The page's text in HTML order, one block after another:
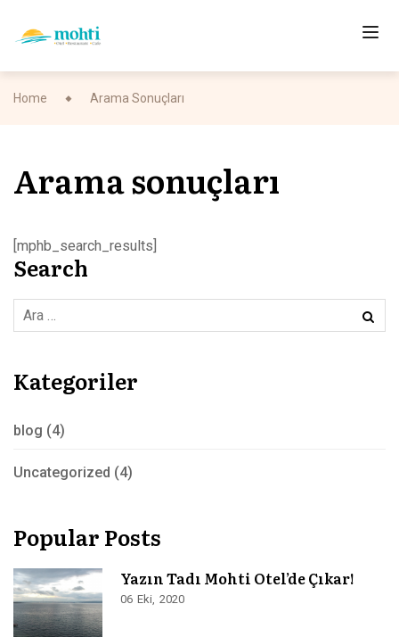
Home Arama Sonuçları
Arama sonuçları
[mphb_search_results]
Search
Kategoriler
blog (4)
Uncategorized (4)
Popular Posts
Yazın Tadı Mohti Otel’de Çıkar!
06 Eki 2020